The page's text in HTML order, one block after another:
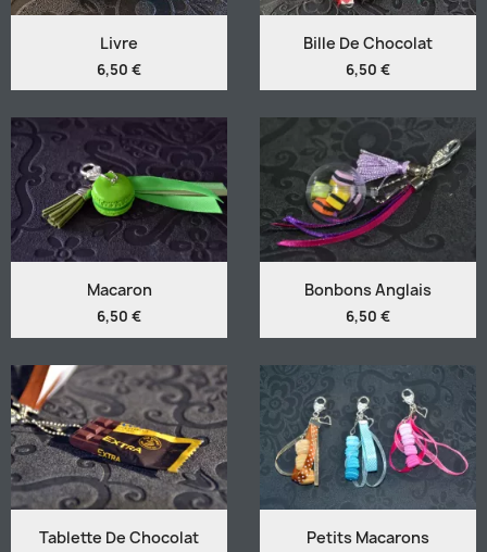
Livre
6,50 €
Bille De Chocolat
6,50 €
Macaron
6,50 €
Bonbons Anglais
6,50 €
Tablette De Chocolat Petits Macarons